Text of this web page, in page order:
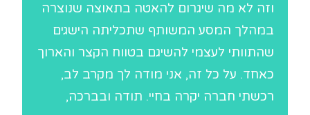
וזה לא מה שיגרום להאטה בתאוצה שנוצרה
במהלך המסע המשותף שתכליתה הישגים
שהתוותי לעצמי להשיגם בטווח הקצר והארוך
כאחד. על כל זה, אני מודה לך מקרב לב,
רכשתי חברה יקרה בחיי. תודה ובברכה,